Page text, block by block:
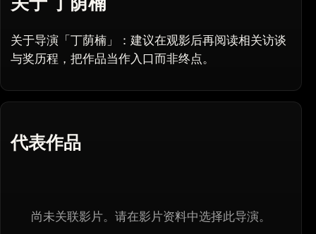
关于导演「丁荫楠」：建议在观影后再阅读相关访谈
与奖历程，把作品当作入口而非终点。
代表作品
尚未关联影片。请在影片资料中选择此导演。